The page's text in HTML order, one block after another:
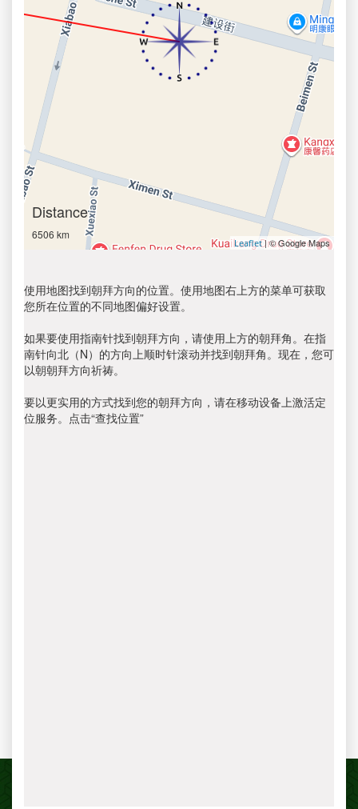
Distance
6506 km
Leaflet| © Google Maps
使用地图找到朝拜方向的位置。使用地图右上方的菜单可获取
您所在位置的不同地图偏好设置。
如果要使用指南针找到朝拜方向，请使用上方的朝拜角。在指
南针向北（N）的方向上顺时针滚动并找到朝拜角。现在，您可
以朝朝拜方向祈祷。
要以更实用的方式找到您的朝拜方向，请在移动设备上激活定
位服务。点击“查找位置”